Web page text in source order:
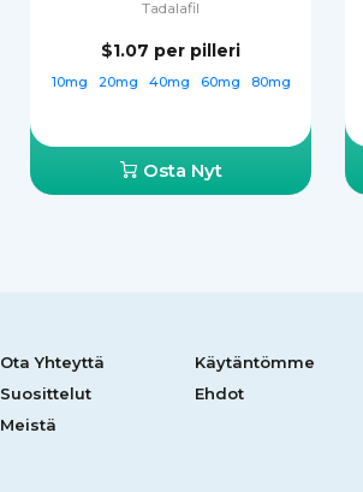
Tadalafil
$1.07 per pilleri
10mg 20mg 40mg 60mg 80mg
Osta Nyt
Ota Yhteyttä
Käytäntömme
Suosittelut
Ehdot
Meistä